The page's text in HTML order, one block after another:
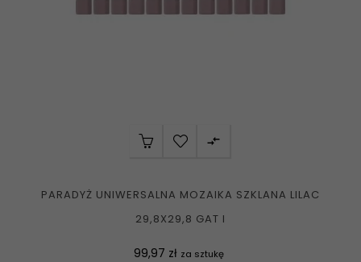

PARADYŻ UNIWERSALNA MOZAIKA SZKLANA LILAC
29,8X29,8 GAT I
Cena
99,97 zł za sztukę